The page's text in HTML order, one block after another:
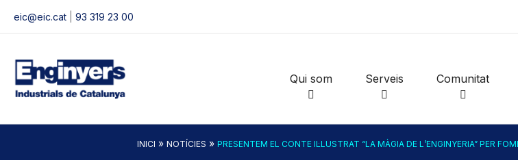
eic@eic.cat 93 319 23 00
Qui som Serveis Comunitat
INICI » NOTÍCIES » PRESENTEM EL CONTE IL·LUSTRAT “LA MÀGIA DE L’ENGINYERIA” PER